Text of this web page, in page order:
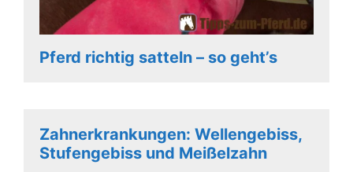
Pferd richtig satteln – so geht’s
Zahnerkrankungen: Wellengebiss,
Stufengebiss und Meißelzahn